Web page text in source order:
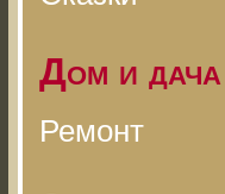
Дом и дача
Ремонт